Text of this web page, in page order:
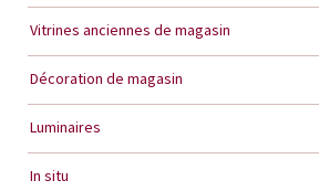
Vitrines anciennes de magasin
Décoration de magasin
Luminaires
In situ